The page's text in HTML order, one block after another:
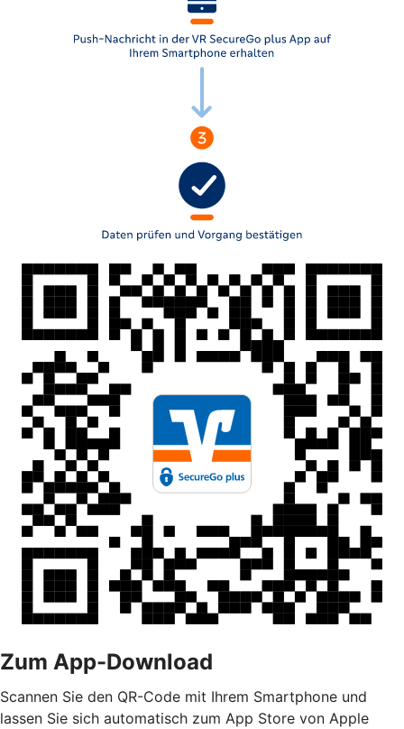
Zum App-Download
Scannen Sie den QR-Code mit Ihrem Smartphone und
lassen Sie sich automatisch zum App Store von Apple